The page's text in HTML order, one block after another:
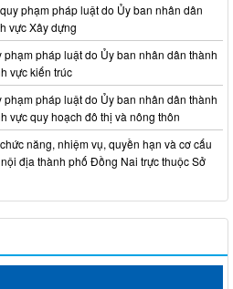
phạm pháp luật do Ủy ban nhân dân
vực Xây dựng
pháp luật do Ủy ban nhân dân thành
vực kiến trúc
pháp luật do Ủy ban nhân dân thành
vực quy hoạch đô thị và nông thôn
năng, nhiệm vụ, quyền hạn và cơ cấu
địa thành phố Đồng Nai trực thuộc Sở